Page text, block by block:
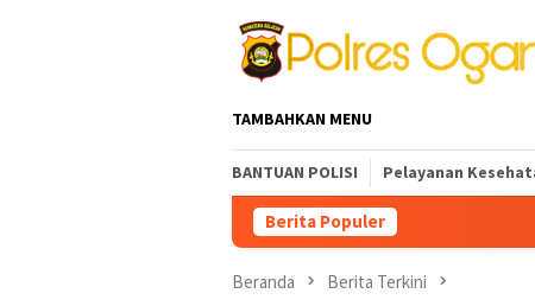
TAMBAHKAN MENU
BANTUAN POLISI Pelayanan
Berita Populer INOVASI
Beranda Berita Terkini